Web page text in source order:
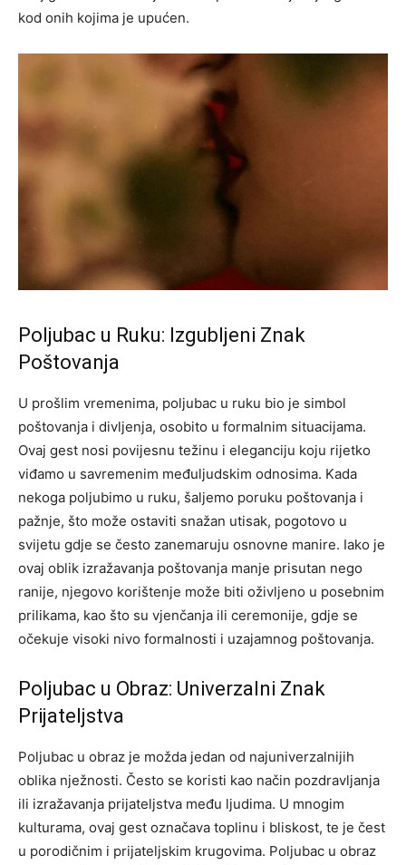
kod onih kojima je upućen.
Poljubac u Ruku: Izgubljeni Znak
Poštovanja
U prošlim vremenima, poljubac u ruku bio je simbol
poštovanja i divljenja, osobito u formalnim situacijama.
Ovaj gest nosi povijesnu težinu i eleganciju koju rijetko
viđamo u savremenim međuljudskim odnosima. Kada
nekoga poljubimo u ruku, šaljemo poruku poštovanja i
pažnje, što može ostaviti snažan utisak, pogotovo u
svijetu gdje se često zanemaruju osnovne manire. Iako je
ovaj oblik izražavanja poštovanja manje prisutan nego
ranije, njegovo korištenje može biti oživljeno u posebnim
prilikama, kao što su vjenčanja ili ceremonije, gdje se
očekuje visoki nivo formalnosti i uzajamnog poštovanja.
Poljubac u Obraz: Univerzalni Znak
Prijateljstva
Poljubac u obraz je možda jedan od najuniverzalnijih
oblika nježnosti. Često se koristi kao način pozdravljanja
ili izražavanja prijateljstva među ljudima. U mnogim
kulturama, ovaj gest označava toplinu i bliskost, te je čest
u porodičnim i prijateljskim krugovima. Poljubac u obraz